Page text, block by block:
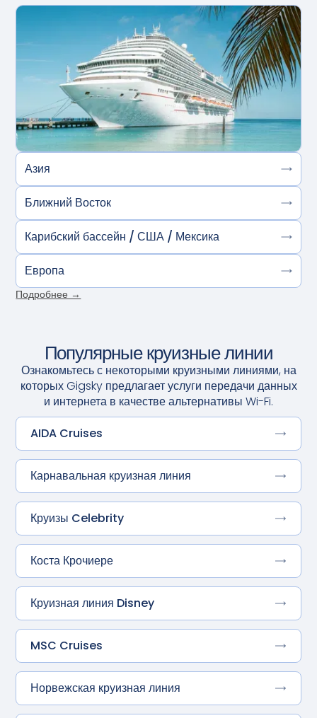
Азия
Ближний Восток
Карибский бассейн / США / Мексика
Европа
Подробнее →
Популярные круизные линии
Ознакомьтесь с некоторыми круизными линиями, на
которых Gigsky предлагает услуги передачи данных
и интернета в качестве альтернативы Wi-Fi.
AIDA Cruises
Карнавальная круизная линия
Круизы Celebrity
Коста Крочиере
Круизная линия Disney
MSC Cruises
Норвежская круизная линия